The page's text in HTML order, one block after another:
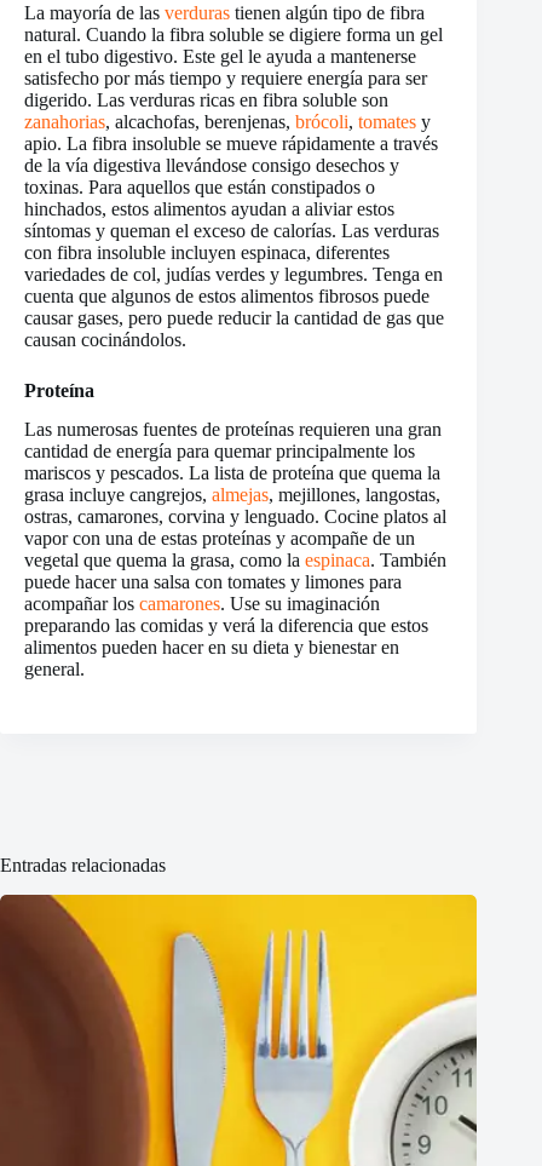
La mayoría de las verduras tienen algún tipo de fibra
natural. Cuando la fibra soluble se digiere forma un gel
en el tubo digestivo. Este gel le ayuda a mantenerse
satisfecho por más tiempo y requiere energía para ser
digerido. Las verduras ricas en fibra soluble son
zanahorias, alcachofas, berenjenas, brócoli, tomates y
apio. La fibra insoluble se mueve rápidamente a través
de la vía digestiva llevándose consigo desechos y
toxinas. Para aquellos que están constipados o
hinchados, estos alimentos ayudan a aliviar estos
síntomas y queman el exceso de calorías. Las verduras
con fibra insoluble incluyen espinaca, diferentes
variedades de col, judías verdes y legumbres. Tenga en
cuenta que algunos de estos alimentos fibrosos puede
causar gases, pero puede reducir la cantidad de gas que
causan cocinándolos.
Proteína
Las numerosas fuentes de proteínas requieren una gran
cantidad de energía para quemar principalmente los
mariscos y pescados. La lista de proteína que quema la
grasa incluye cangrejos, almejas, mejillones, langostas,
ostras, camarones, corvina y lenguado. Cocine platos al
vapor con una de estas proteínas y acompañe de un
vegetal que quema la grasa, como la espinaca. También
puede hacer una salsa con tomates y limones para
acompañar los camarones. Use su imaginación
preparando las comidas y verá la diferencia que estos
alimentos pueden hacer en su dieta y bienestar en
general.
Entradas relacionadas